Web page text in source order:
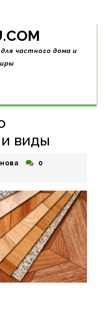
частного дома и
виды
Екатерина
0